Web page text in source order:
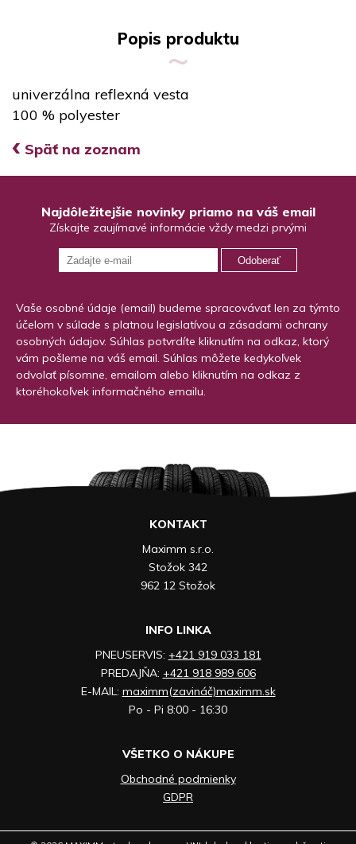
Popis produktu
univerzálna reflexná vesta
100 % polyester
‹ Späť na zoznam
Najdôležitejšie novinky priamo na váš email
Získajte zaujímavé informácie vždy medzi prvými
Odoberať
Vaše osobné údaje (email) budeme spracovávať len za týmto
účelom v súlade s platnou legislatívou a zásadami ochrany
osobných údajov. Súhlas potvrdíte kliknutím na odkaz, ktorý
vám pošleme na váš email. Súhlas môžete kedykoľvek
odvolať písomne, emailom alebo kliknutím na odkaz z
ktoréhokoľvek informačného emailu.
KONTAKT
Maximm s.r.o.
Stožok 342
962 12 Stožok
INFO LINKA
PNEUSERVIS: +421 919 033 181
PREDAJŇA: +421 918 989 606
E-MAIL: maximm(zavináč)maximm.sk
Po - Pi 8:00 - 16:30
VŠETKO O NÁKUPE
Obchodné podmienky
GDPR